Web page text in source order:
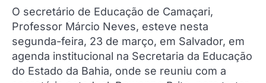
O secretário de Educação de Camaçari,
Professor Márcio Neves, esteve nesta
segunda-feira, 23 de março, em Salvador, em
agenda institucional na Secretaria da Educação
do Estado da Bahia, onde se reuniu com a